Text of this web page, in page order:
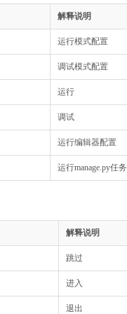
解释说明
运行模式配置
调试模式配置
运行
调试
运行编辑器配置
运行manage.py任务
解释说明
跳过
进入
退出